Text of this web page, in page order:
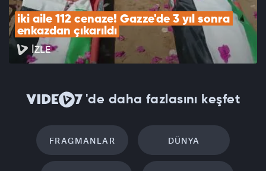
iki aile 112 cenaze! Gazze'de 3 yıl sonra
enkazdan çıkarıldı
İZLE
'de daha fazlasını keşfet
FRAGMANLAR DÜNYA